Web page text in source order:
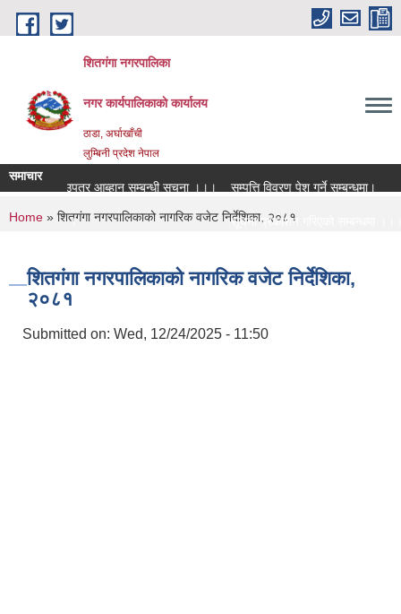
Skip to main content
शितगंगा नगरपालिका
नगर कार्यपालिकाकाे कार्यालय
ठाडा, अर्घाखाँची
लुम्बिनी प्रदेश नेपाल
समाचार
दरभाउपत्र आब्हान सम्बन्धी सूचना ।।।
सम्पत्ति विवरण पेश गर्ने सम्बन्धमा।
।।। सूचना प्रकाशन गरिएको सम्बन्धमा ।।।
You are here
Home » शितगंगा नगरपालिकाको नागरिक वजेट निर्देशिका, २०८१
शितगंगा नगरपालिकाको नागरिक वजेट निर्देशिका,
२०८१
Submitted on: Wed, 12/24/2025 - 11:50